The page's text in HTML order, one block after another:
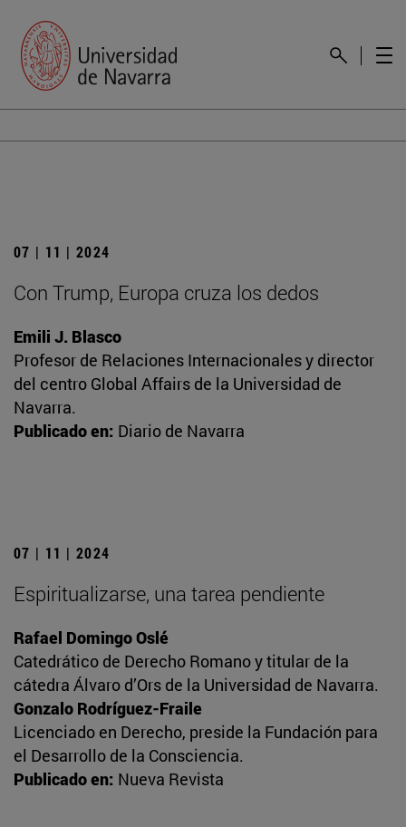
07 | 11 | 2024
Con Trump, Europa cruza los dedos
Emili J. Blasco
Profesor de Relaciones Internacionales y director
del centro Global Affairs de la Universidad de
Navarra.
Publicado en: Diario de Navarra
07 | 11 | 2024
Espiritualizarse, una tarea pendiente
Rafael Domingo Oslé
Catedrático de Derecho Romano y titular de la
cátedra Álvaro d’Ors de la Universidad de Navarra.
Gonzalo Rodríguez-Fraile
Licenciado en Derecho, preside la Fundación para
el Desarrollo de la Consciencia.
Publicado en: Nueva Revista